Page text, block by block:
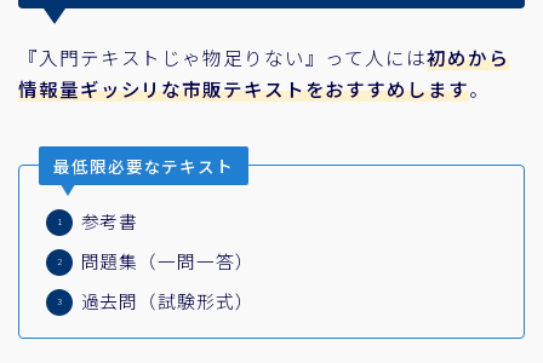
『入門テキストじゃ物足りない』って人には初めから
情報量ギッシリな市販テキストをおすすめします。
最低限必要なテキスト
参考書
問題集（一問一答）
過去問（試験形式）